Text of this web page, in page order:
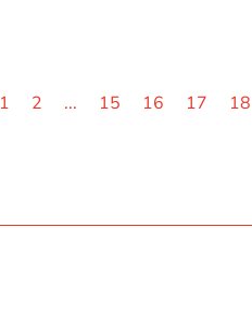
1 2 ... 15 16 17 18